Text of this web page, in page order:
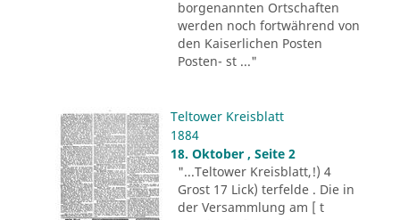
borgenannten Ortschaften
werden noch fortwährend von
den Kaiserlichen Posten
Posten- st ..."
Teltower Kreisblatt
1884
18. Oktober , Seite 2
"...Teltower Kreisblatt,!) 4
Grost 17 Lick) terfelde . Die in
der Versammlung am [ t